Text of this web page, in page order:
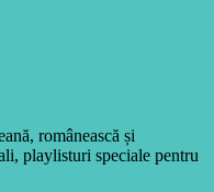
românească și
playlisturi speciale pentru